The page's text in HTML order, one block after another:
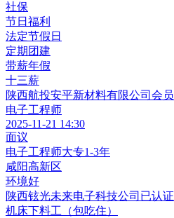
社保
节日福利
法定节假日
定期团建
带薪年假
十三薪
陕西航投安平新材料有限公司 会员
电子工程师
2025-11-21 14:30
面议
电子工程师大专1-3年
咸阳高新区
环境好
陕西铉光未来电子科技公司 已认证
机床下料工（包吃住）